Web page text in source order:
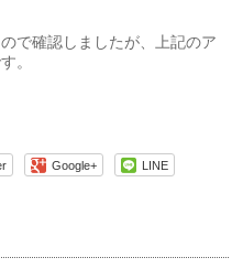
で確認しましたが、上記のア
。
Google+ LINE